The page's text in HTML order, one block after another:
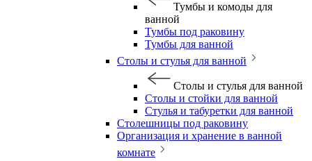
Тумбы и комоды для
ванной
Тумбы под раковину
Тумбы для ванной
Столы и стулья для ванной
Столы и стулья для ванной
Столы и стойки для ванной
Стулья и табуретки для ванной
Столешницы под раковину
Организация и хранение в ванной
комнате